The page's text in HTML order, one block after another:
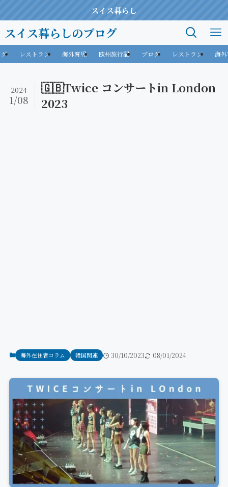
スイス暮らし
スイス暮らしのブログ
レストラン 海外育児 欧州旅行記 ブログ レストラン 海
🇬🇧Twice コンサートin London
2023
2024
1/08
海外在住者コラム 韓国関連 30/10/2023 08/01/2024